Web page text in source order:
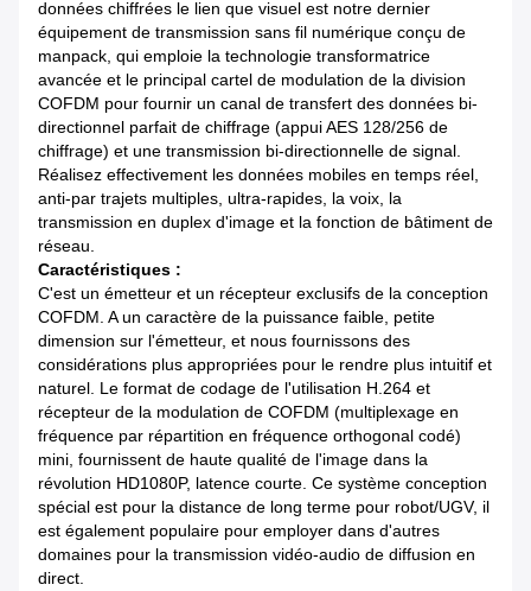
données chiffrées le lien que visuel est notre dernier
équipement de transmission sans fil numérique conçu de
manpack, qui emploie la technologie transformatrice
avancée et le principal cartel de modulation de la division
COFDM pour fournir un canal de transfert des données bi-
directionnel parfait de chiffrage (appui AES 128/256 de
chiffrage) et une transmission bi-directionnelle de signal.
Réalisez effectivement les données mobiles en temps réel,
anti-par trajets multiples, ultra-rapides, la voix, la
transmission en duplex d'image et la fonction de bâtiment de
réseau.
Caractéristiques :
C'est un émetteur et un récepteur exclusifs de la conception
COFDM. A un caractère de la puissance faible, petite
dimension sur l'émetteur, et nous fournissons des
considérations plus appropriées pour le rendre plus intuitif et
naturel. Le format de codage de l'utilisation H.264 et
récepteur de la modulation de COFDM (multiplexage en
fréquence par répartition en fréquence orthogonal codé)
mini, fournissent de haute qualité de l'image dans la
révolution HD1080P, latence courte. Ce système conception
spécial est pour la distance de long terme pour robot/UGV, il
est également populaire pour employer dans d'autres
domaines pour la transmission vidéo-audio de diffusion en
direct.